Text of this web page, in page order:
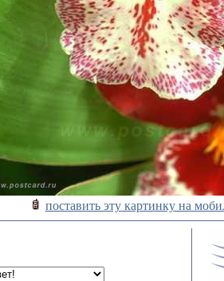
поставить эту картинку на